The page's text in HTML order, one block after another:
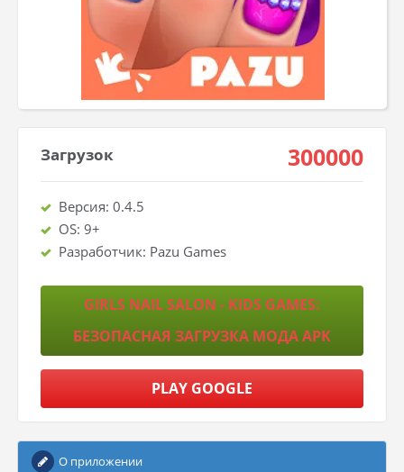
Загрузок 300000
Версия: 0.4.5
OS: 9+
Разработчик: Pazu Games
GIRLS NAIL SALON - KIDS GAMES:
БЕЗОПАСНАЯ ЗАГРУЗКА МОДА APK
PLAY GOOGLE
О приложении